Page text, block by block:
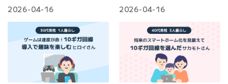
2026-04-16
2026-04-16